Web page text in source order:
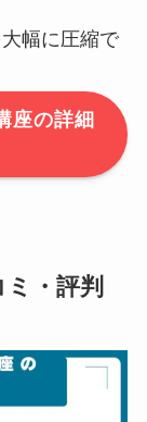
幅に圧縮で
座の詳細
・評判